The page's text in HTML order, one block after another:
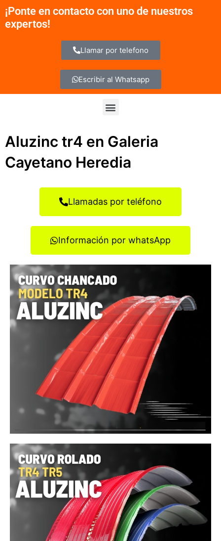
contenido
¡Ponte en contacto con uno de nuestros
expertos!
Llamar por telefono
Escribir al Whatsapp
Menu
Aluzinc tr4 en Galeria
Cayetano Heredia
Llamadas por teléfono
Información por whatsApp